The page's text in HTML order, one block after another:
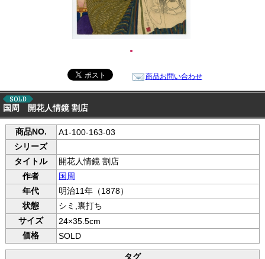
●
商品お問い合わせ
国周 開花人情鏡 割店
商品NO.
A1-100-163-03
シリーズ
タイトル
開花人情鏡 割店
作者
国周
年代
明治11年（1878）
状態
シミ,裏打ち
サイズ
24×35.5cm
価格
SOLD
タグ